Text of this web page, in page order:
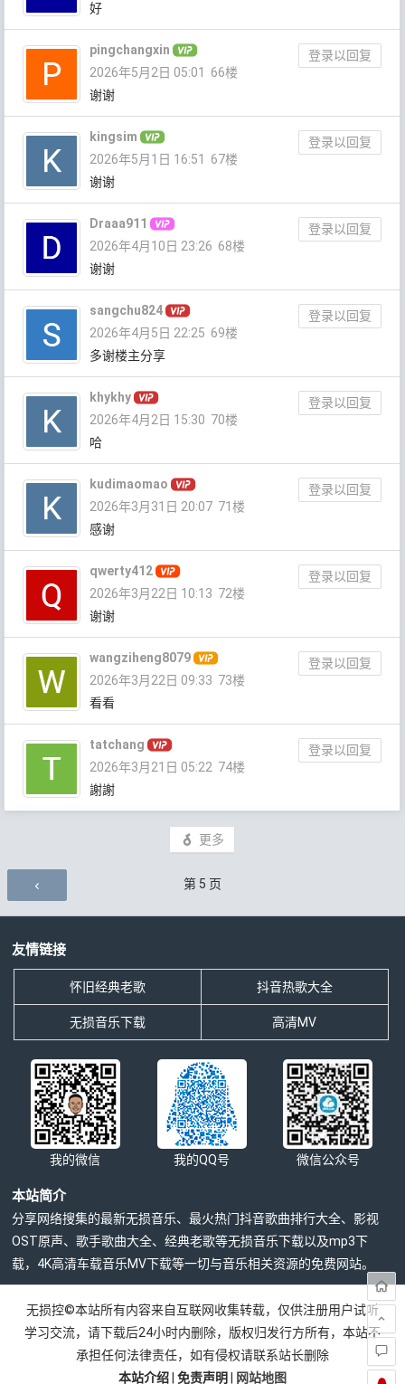
好
pingchangxin
登录以回复
2026年5月2日 05:01
66楼
谢谢
kingsim
登录以回复
2026年5月1日 16:51
67楼
谢谢
Draaa911
登录以回复
2026年4月10日 23:26 68楼
谢谢
sangchu824
登录以回复
2026年4月5日 22:25 69楼
多谢楼主分享
khykhy
登录以回复
2026年4月2日 15:30 70楼
哈
kudimaomao
登录以回复
2026年3月31日 20:07 71楼
感谢
qwerty412
登录以回复
2026年3月22日 10:13 72楼
谢谢
wangziheng8079
登录以回复
2026年3月22日 09:33 73楼
看看
tatchang
登录以回复
2026年3月21日 05:22 74楼
謝謝
更多
评论导航 第 5 页
友情链接
怀旧经典老歌 抖音热歌大全
无损音乐下载 高清MV
我的微信 我的QQ号 微信公众号
本站简介
分享网络搜集的最新无损音乐、最火热门抖音歌曲排行大全、影视
OST原声、歌手歌曲大全、经典老歌等无损音乐下载以及mp3下
载，4K高清车载音乐MV下载等一切与音乐相关资源的免费网站。
无损控©本站所有内容来自互联网收集转载，仅供注册用户试听
学习交流，请下载后24小时内删除，版权归发行方所有，本站不
承担任何法律责任，如有侵权请联系站长删除
本站介绍 免责声明 网站地图